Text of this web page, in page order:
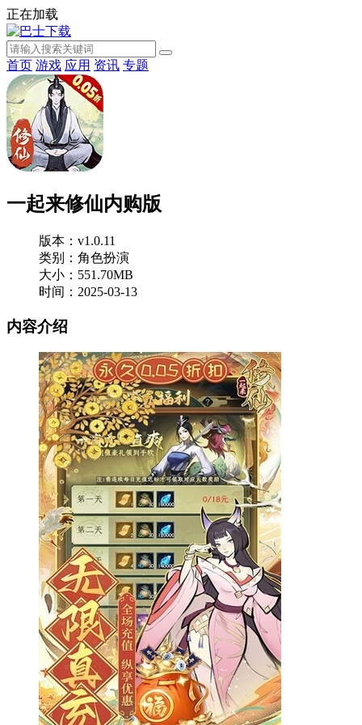
正在加载
首页 游戏 应用 资讯 专题
一起来修仙内购版
版本：v1.0.11
类别：角色扮演
大小：551.70MB
时间：2025-03-13
内容介绍